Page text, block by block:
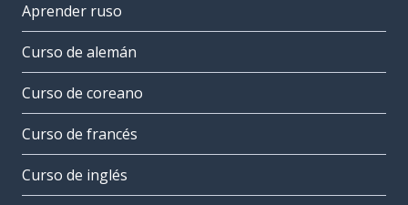
Aprender ruso
Curso de alemán
Curso de coreano
Curso de francés
Curso de inglés